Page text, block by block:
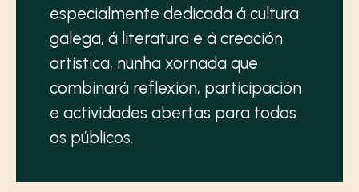
especialmente dedicada á cultura
galega, á literatura e á creación
artística, nunha xornada que
combinará reflexión, participación
e actividades abertas para todos
os públicos.